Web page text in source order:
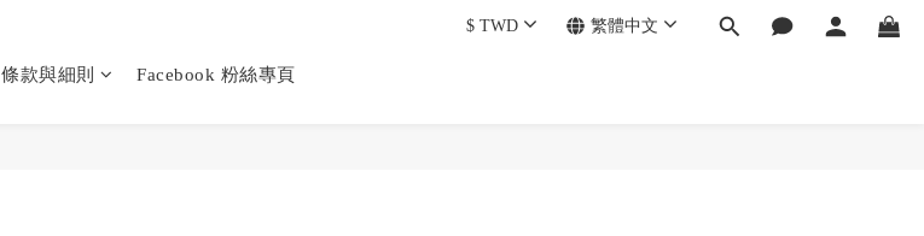
條款與細則 Facebook 粉絲專頁
$ TWD 繁體中文